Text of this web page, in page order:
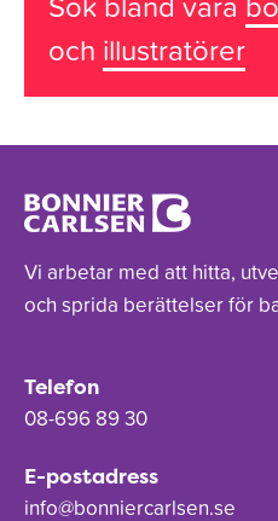
och illustratörer
Vi arbetar med att hitta,
och sprida berättelser för
Telefon
08-696 89 30
E-postadress
info@bonniercarlsen.se